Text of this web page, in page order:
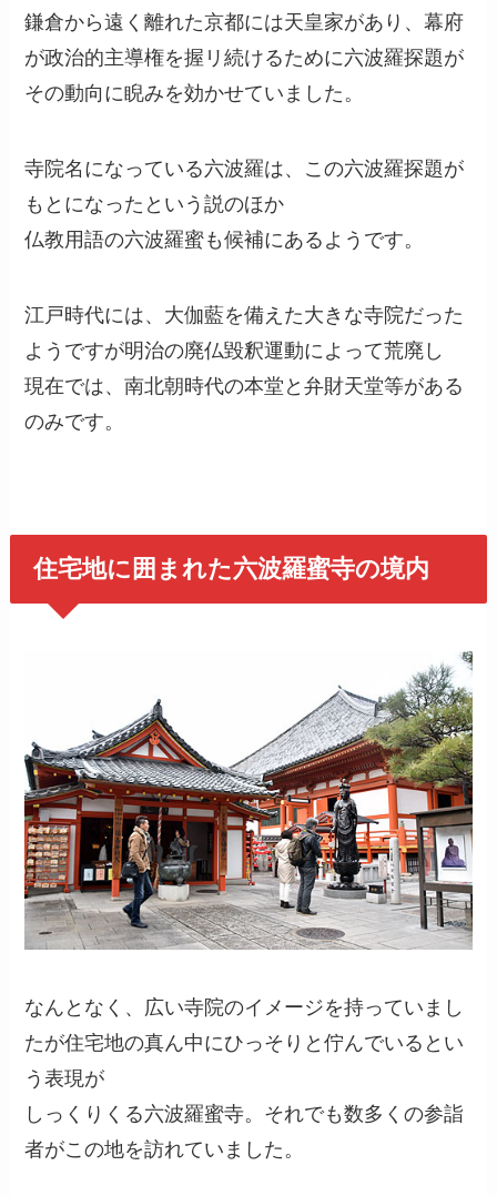
鎌倉から遠く離れた京都には天皇家があり、幕府
が政治的主導権を握リ続けるために六波羅探題が
その動向に睨みを効かせていました。
寺院名になっている六波羅は、この六波羅探題が
もとになったという説のほか
仏教用語の六波羅蜜も候補にあるようです。
江戸時代には、大伽藍を備えた大きな寺院だった
ようですが明治の廃仏毀釈運動によって荒廃し
現在では、南北朝時代の本堂と弁財天堂等がある
のみです。
住宅地に囲まれた六波羅蜜寺の境内
なんとなく、広い寺院のイメージを持っていまし
たが住宅地の真ん中にひっそりと佇んでいるとい
う表現が
しっくりくる六波羅蜜寺。それでも数多くの参詣
者がこの地を訪れていました。